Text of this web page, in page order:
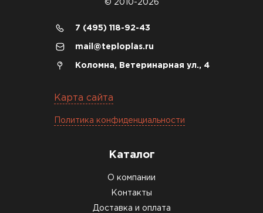
© 2010-2026
7 (495) 118-92-43
mail@teploplas.ru
Коломна, Ветеринарная ул., 4
Карта сайта
Политика конфиденциальности
Каталог
О компании
Контакты
Доставка и оплата